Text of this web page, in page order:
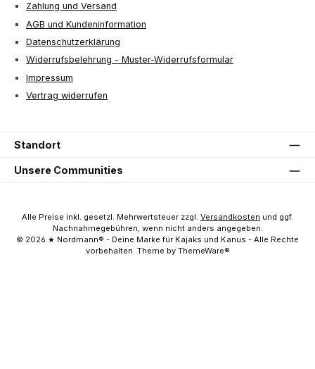
Zahlung und Versand
AGB und Kundeninformation
Datenschutzerklärung
Widerrufsbelehrung - Muster-Widerrufsformular
Impressum
Vertrag widerrufen
Standort
Unsere Communities
Alle Preise inkl. gesetzl. Mehrwertsteuer zzgl. Versandkosten und ggf.
Nachnahmegebühren, wenn nicht anders angegeben.
© 2026 ★ Nordmann® - Deine Marke für Kajaks und Kanus - Alle Rechte
vorbehalten. Theme by ThemeWare®